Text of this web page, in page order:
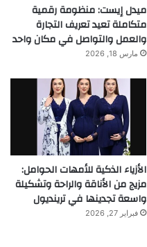
ميدل إيست: منظومة رقمية
متكاملة تعيد تعريف التجارة
والعمل والتواصل في مكان واحد
مارس 18, 2026
الأزياء الذكية للأمهات الحوامل:
مزيج من الأناقة والراحة وتشكيلة
واسعة تجدينها في ترينديول
فبراير 27, 2026